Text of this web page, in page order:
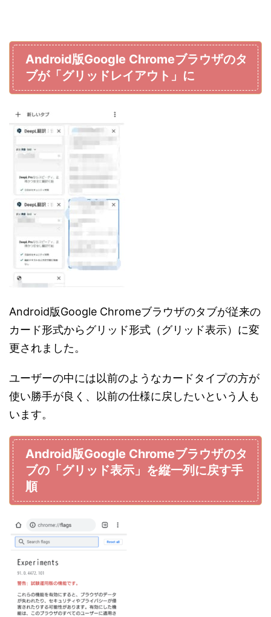
Android版Google Chromeブラウザのタ
ブが「グリッドレイアウト」に
Android版Google Chromeブラウザのタブが従来の
カード形式からグリッド形式（グリッド表示）に変
更されました。
ユーザーの中には以前のようなカードタイプの方が
使い勝手が良く、以前の仕様に戻したいという人も
います。
Android版Google Chromeブラウザのタ
ブの「グリッド表示」を縦一列に戻す手
順